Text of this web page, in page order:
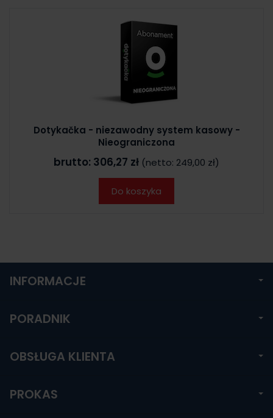
Dotykačka - niezawodny system kasowy -
Nieograniczona
brutto: 306,27 zł (netto: 249,00 zł)
Do koszyka
INFORMACJE
PORADNIK
OBSŁUGA KLIENTA
PROKAS